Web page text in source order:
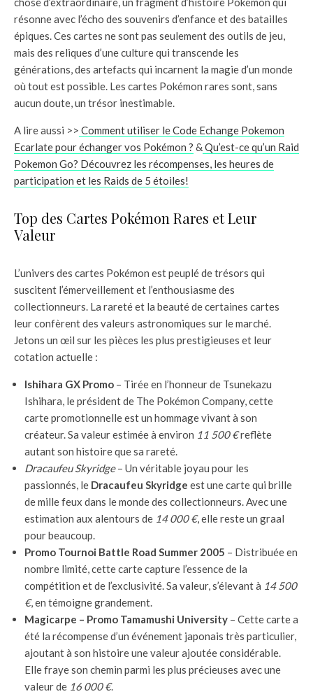
résonne avec l’écho des souvenirs d’enfance et des batailles
épiques. Ces cartes ne sont pas seulement des outils de jeu,
mais des reliques d’une culture qui transcende les
générations, des artefacts qui incarnent la magie d’un monde
où tout est possible. Les cartes Pokémon rares sont, sans
aucun doute, un trésor inestimable.
A lire aussi >> Comment utiliser le Code Echange Pokemon
Ecarlate pour échanger vos Pokémon ? &Qu’est-ce qu’un Raid
Pokemon Go? Découvrez les récompenses, les heures de
participation et les Raids de 5 étoiles!
Top des Cartes Pokémon Rares et Leur
Valeur
L’univers des cartes Pokémon est peuplé de trésors qui
suscitent l’émerveillement et l’enthousiasme des
collectionneurs. La rareté et la beauté de certaines cartes
leur confèrent des valeurs astronomiques sur le marché.
Jetons un œil sur les pièces les plus prestigieuses et leur
cotation actuelle :
Ishihara GX Promo – Tirée en l’honneur de Tsunekazu
Ishihara, le président de The Pokémon Company, cette
carte promotionnelle est un hommage vivant à son
créateur. Sa valeur estimée à environ 11 500 €reflète
autant son histoire que sa rareté.
Dracaufeu Skyridge– Un véritable joyau pour les
passionnés, le Dracaufeu Skyridge est une carte qui brille
de mille feux dans le monde des collectionneurs. Avec une
estimation aux alentours de 14 000 €, elle reste un graal
pour beaucoup.
Promo Tournoi Battle Road Summer 2005 – Distribuée en
nombre limité, cette carte capture l’essence de la
compétition et de l’exclusivité. Sa valeur, s’élevant à 14 500
€, en témoigne grandement.
Magicarpe – Promo Tamamushi University – Cette carte a
été la récompense d’un événement japonais très particulier,
ajoutant à son histoire une valeur ajoutée considérable.
Elle fraye son chemin parmi les plus précieuses avec une
valeur de 16 000 €.